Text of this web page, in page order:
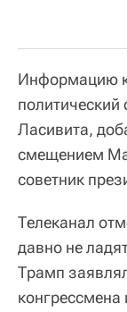
Информацию
Ласивита,
смещением
советник
Телеканал
давно не
Трамп
конгрессмена